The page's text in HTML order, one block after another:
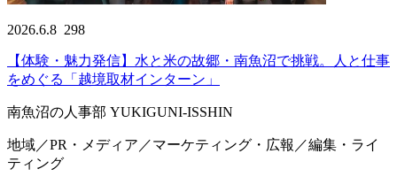
2026.6.8 298
【体験・魅力発信】水と米の故郷・南魚沼で挑戦。人と仕事
をめぐる「越境取材インターン」
南魚沼の人事部 YUKIGUNI-ISSHIN
地域／PR・メディア／マーケティング・広報／編集・ライ
ティング